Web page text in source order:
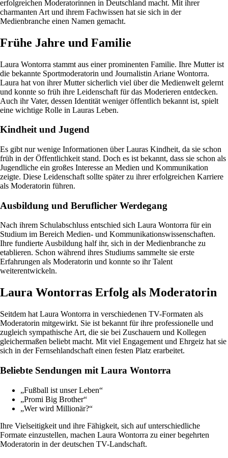
erfolgreichen Moderatorinnen in Deutschland macht. Mit ihrer
charmanten Art und ihrem Fachwissen hat sie sich in der
Medienbranche einen Namen gemacht.
Frühe Jahre und Familie
Laura Wontorra stammt aus einer prominenten Familie. Ihre Mutter ist
die bekannte Sportmoderatorin und Journalistin Ariane Wontorra.
Laura hat von ihrer Mutter sicherlich viel über die Medienwelt gelernt
und konnte so früh ihre Leidenschaft für das Moderieren entdecken.
Auch ihr Vater, dessen Identität weniger öffentlich bekannt ist, spielt
eine wichtige Rolle in Lauras Leben.
Kindheit und Jugend
Es gibt nur wenige Informationen über Lauras Kindheit, da sie schon
früh in der Öffentlichkeit stand. Doch es ist bekannt, dass sie schon als
Jugendliche ein großes Interesse an Medien und Kommunikation
zeigte. Diese Leidenschaft sollte später zu ihrer erfolgreichen Karriere
als Moderatorin führen.
Ausbildung und Beruflicher Werdegang
Nach ihrem Schulabschluss entschied sich Laura Wontorra für ein
Studium im Bereich Medien- und Kommunikationswissenschaften.
Ihre fundierte Ausbildung half ihr, sich in der Medienbranche zu
etablieren. Schon während ihres Studiums sammelte sie erste
Erfahrungen als Moderatorin und konnte so ihr Talent
weiterentwickeln.
Laura Wontorras Erfolg als Moderatorin
Seitdem hat Laura Wontorra in verschiedenen TV-Formaten als
Moderatorin mitgewirkt. Sie ist bekannt für ihre professionelle und
zugleich sympathische Art, die sie bei Zuschauern und Kollegen
gleichermaßen beliebt macht. Mit viel Engagement und Ehrgeiz hat sie
sich in der Fernsehlandschaft einen festen Platz erarbeitet.
Beliebte Sendungen mit Laura Wontorra
„Fußball ist unser Leben“
„Promi Big Brother“
„Wer wird Millionär?“
Ihre Vielseitigkeit und ihre Fähigkeit, sich auf unterschiedliche
Formate einzustellen, machen Laura Wontorra zu einer begehrten
Moderatorin in der deutschen TV-Landschaft.